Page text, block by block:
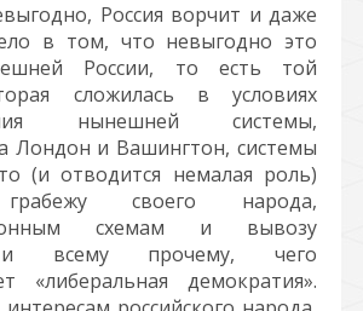
Россия ворчит и даже
в том, что невыгодно это
России, то есть той
сложилась в условиях
нынешней системы,
Лондон и Вашингтон, системы
(и отводится немалая роль)
своего народа,
схемам и вывозу
и всему прочему, чего
«либеральная демократия».